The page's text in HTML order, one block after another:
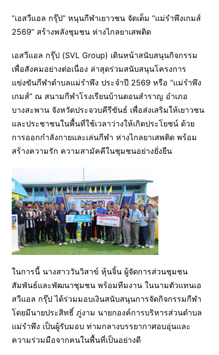
“เอสวีแอล กรุ๊ป” หนุนกีฬาเยาวชน จัดเต็ม “แม่รำพึงเกมส์
2569” สร้างพลังชุมชน ห่างไกลยาเสพติด
เอสวีแอล กรุ๊ป (SVL Group) เดินหน้าสนับสนุนกิจกรรม
เพื่อสังคมอย่างต่อเนื่อง ล่าสุดร่วมสนับสนุนโครงการ
แข่งขันกีฬาตำบลแม่รำพึง ประจำปี 2569 หรือ “แม่รำพึง
เกมส์” ณ สนามกีฬาโรงเรียนบ้านดอนสำราญ อำเภอ
บางสะพาน จังหวัดประจวบคีรีขันธ์ เพื่อส่งเสริมให้เยาวชน
และประชาชนในพื้นที่ใช้เวลาว่างให้เกิดประโยชน์ ด้วย
การออกกำลังกายและเล่นกีฬา ห่างไกลยาเสพติด พร้อม
สร้างความรัก ความสามัคคีในชุมชนอย่างยั่งยืน
ในการนี้ นางสาววันวิสาข์ หุ้นจิ้น ผู้จัดการส่วนชุมชน
สัมพันธ์และพัฒนาชุมชน พร้อมทีมงาน ในนามตัวแทนเอ
สวีแอล กรุ๊ป ได้ร่วมมอบเงินสนับสนุนการจัดกิจกรรมกีฬา
โดยมีนายประสิทธิ์ ภู่งาม นายกองค์การบริหารส่วนตำบล
แม่รำพึง เป็นผู้รับมอบ ท่ามกลางบรรยากาศอบอุ่นและ
ความร่วมมือจากคนในพื้นที่เป็นอย่างดี